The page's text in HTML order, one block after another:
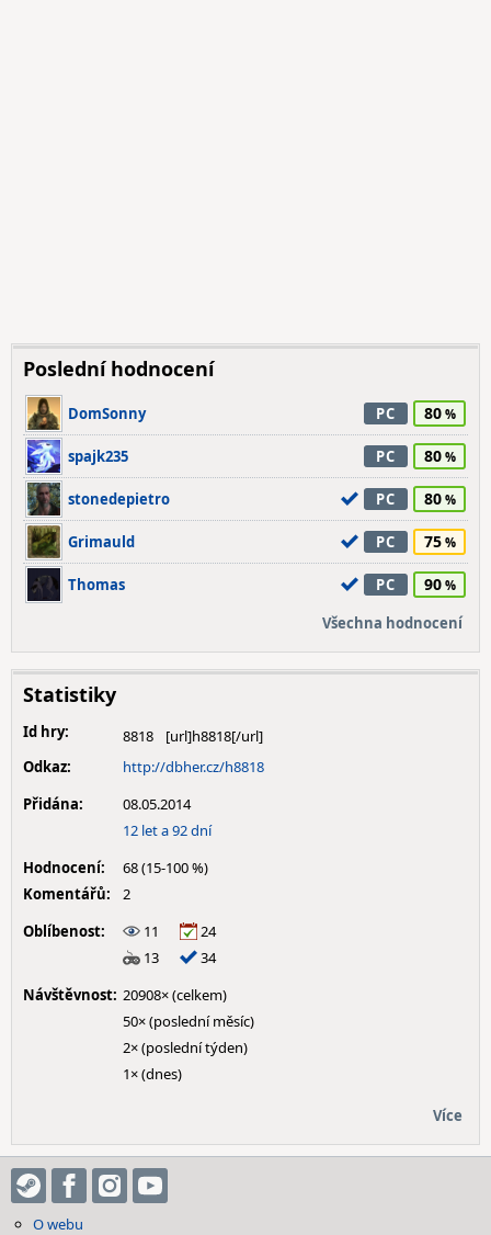
Poslední hodnocení
DomSonny PC 80
spajk235 PC 80
stonedepietro PC 80
Grimauld PC 75
Thomas PC 90
Všechna hodnocení
Statistiky
Id hry:
8818
Odkaz:
http://dbher.cz/h8818
Přidána:
08.05.2014
12 let a 92 dní
Hodnocení:
68 (15-100 %)
Komentářů:
2
Oblíbenost:
11
24
13
34
Návštěvnost: 20908× (celkem)
50× (poslední měsíc)
2× (poslední týden)
1× (dnes)
Více
O webu